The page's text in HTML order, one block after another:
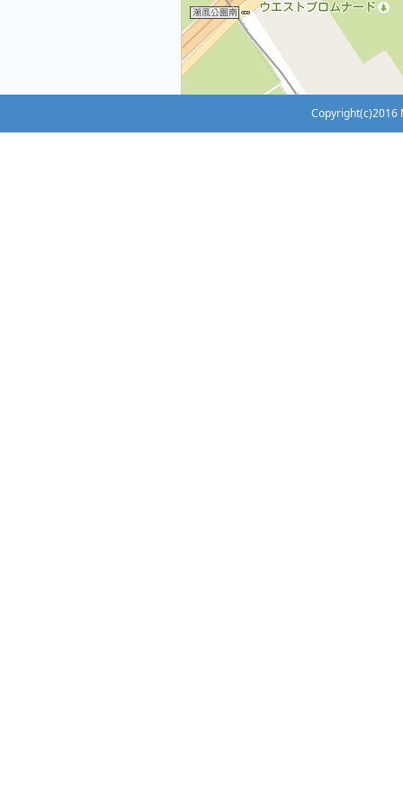
Copyright(c)2016